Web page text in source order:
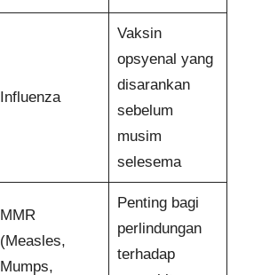
Influenza
Vaksin
opsyenal yang
disarankan
sebelum
musim
selesema
MMR
(Measles,
Mumps,
Penting bagi
perlindungan
terhadap